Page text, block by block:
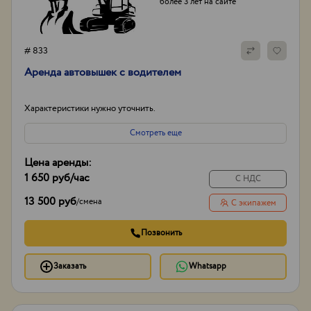
# 833
Аренда автовышек с водителем
Характеристики нужно уточнить.
Смотреть еще
Цена аренды:
1 650 руб/час
13 500 руб/смена
С НДС
С экипажем
Позвонить
Заказать Whatsapp